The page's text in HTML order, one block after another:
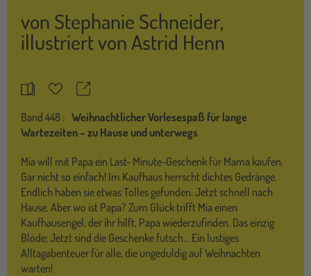
von Stephanie Schneider,
illustriert vonAstrid Henn
MerkzettelTeilen
Band 448 : Weihnachtlicher Vorlesespaß für lange
Wartezeiten – zu Hause und unterwegs
Mia will mit Papa ein Last- Minute-Geschenk für Mama kaufen.
Gar nicht so einfach! Im Kaufhaus herrscht dichtes Gedränge.
Endlich haben sie etwas Tolles gefunden. Jetzt schnell nach
Hause. Aber wo ist Papa? Zum Glück trifft Mia einen
Kaufhausengel, der ihr hilft, Papa wiederzufinden. Das einzig
Blöde: Jetzt sind die Geschenke futsch… Ein lustiges
Alltagabenteuer für alle, die ungeduldig auf Weihnachten
warten!